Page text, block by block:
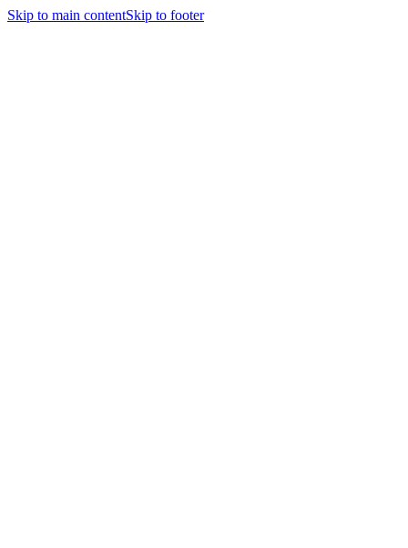
Skip to main contentSkip to footer